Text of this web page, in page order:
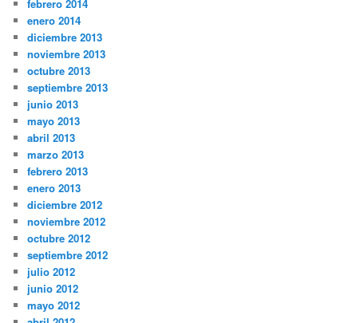
febrero 2014
enero 2014
diciembre 2013
noviembre 2013
octubre 2013
septiembre 2013
junio 2013
mayo 2013
abril 2013
marzo 2013
febrero 2013
enero 2013
diciembre 2012
noviembre 2012
octubre 2012
septiembre 2012
julio 2012
junio 2012
mayo 2012